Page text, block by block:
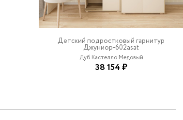
Детский подростковый гарнитур
Джуниор-602asat
Дуб Кастелло Медовый
38 154 ₽